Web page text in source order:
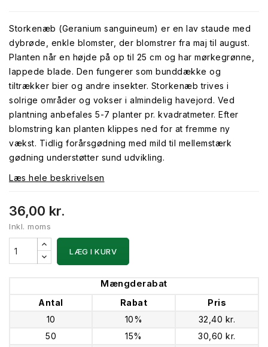
Storkenæb (Geranium sanguineum) er en lav staude med
dybrøde, enkle blomster, der blomstrer fra maj til august.
Planten når en højde på op til 25 cm og har mørkegrønne,
lappede blade. Den fungerer som bunddække og
tiltrækker bier og andre insekter. Storkenæb trives i
solrige områder og vokser i almindelig havejord. Ved
plantning anbefales 5-7 planter pr. kvadratmeter. Efter
blomstring kan planten klippes ned for at fremme ny
vækst. Tidlig forårsgødning med mild til mellemstærk
gødning understøtter sund udvikling.
Læs hele beskrivelsen
36,00 kr.
Inkl. moms
LÆG I KURV
Mængderabat
Antal Rabat
Pris
10
10%
32,40 kr.
50
15%
30,60 kr.